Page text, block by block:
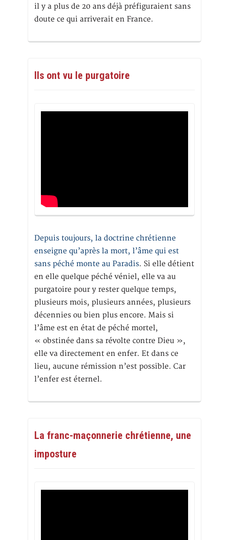
il y a plus de 20 ans déjà préfiguraient sans
doute ce qui arriverait en France.
Ils ont vu le purgatoire
Depuis toujours, la doctrine chrétienne
enseigne qu’après la mort, l’âme qui est
sans péché monte au Paradis. Si elle détient
en elle quelque péché véniel, elle va au
purgatoire pour y rester quelque temps,
plusieurs mois, plusieurs années, plusieurs
décennies ou bien plus encore. Mais si
l’âme est en état de péché mortel,
« obstinée dans sa révolte contre Dieu »,
elle va directement en enfer. Et dans ce
lieu, aucune rémission n’est possible. Car
l’enfer est éternel.
La franc-maçonnerie chrétienne, une
imposture